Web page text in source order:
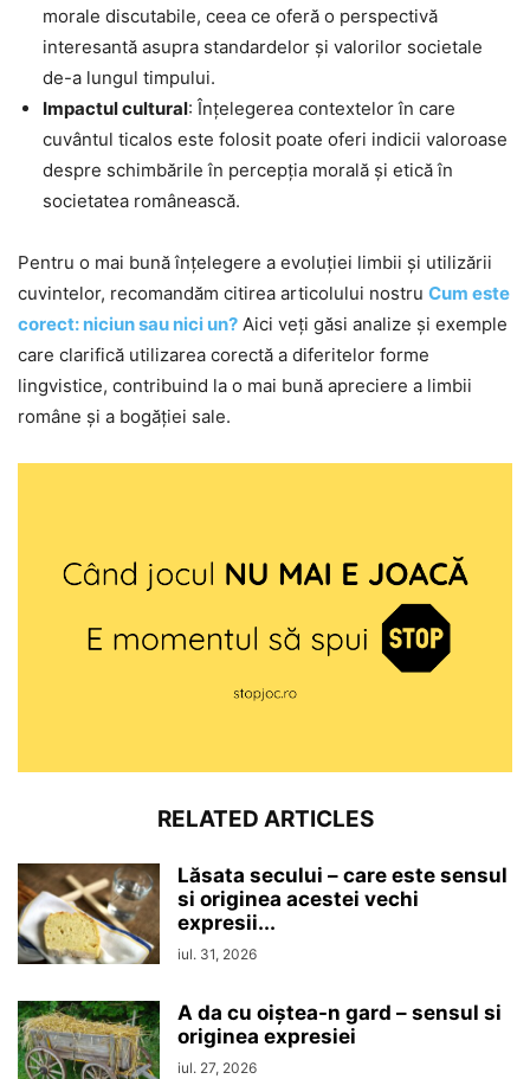
morale discutabile, ceea ce oferă o perspectivă
interesantă asupra standardelor și valorilor societale
de-a lungul timpului.
Impactul cultural: Înțelegerea contextelor în care
cuvântul ticalos este folosit poate oferi indicii valoroase
despre schimbările în percepția morală și etică în
societatea românească.
Pentru o mai bună înțelegere a evoluției limbii și utilizării
cuvintelor, recomandăm citirea articolului nostru Cum este
corect: niciun sau nici un? Aici veți găsi analize și exemple
care clarifică utilizarea corectă a diferitelor forme
lingvistice, contribuind la o mai bună apreciere a limbii
române și a bogăției sale.
RELATED ARTICLES
Lăsata secului – care este sensul
si originea acestei vechi
expresii...
iul. 31, 2026
A da cu oiștea-n gard – sensul si
originea expresiei
iul. 27, 2026